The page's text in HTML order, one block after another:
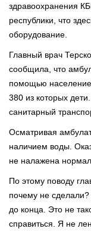
здравоохранения
республики, что
оборудование.
Главный врач
сообщила, что
помощью население
380 из которых
санитарный
Осматривая
наличием воды.
не налажена
По этому поводу
почему не
до конца. Это не
справиться. Я не